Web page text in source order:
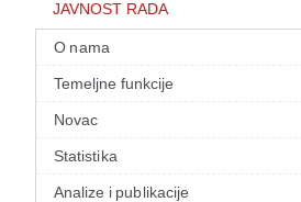
JAVNOST RADA
O nama
Temeljne funkcije
Novac
Statistika
Analize i publikacije